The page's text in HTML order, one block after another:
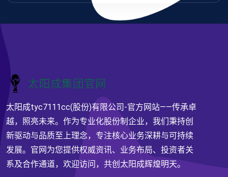
太阳成tyc7111cc(股份)有限公司-官方网站——传承卓
越，照亮未来。作为专业化股份制企业，我们秉持创
新驱动与品质至上理念，专注核心业务深耕与可持续
发展。官网为您提供权威资讯、业务布局、投资者关
系及合作通道，欢迎访问，共创太阳成辉煌明天。